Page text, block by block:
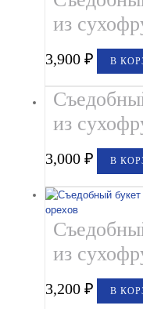
из
3,900₽ В
из
3,000₽ В
из
3,200₽ В